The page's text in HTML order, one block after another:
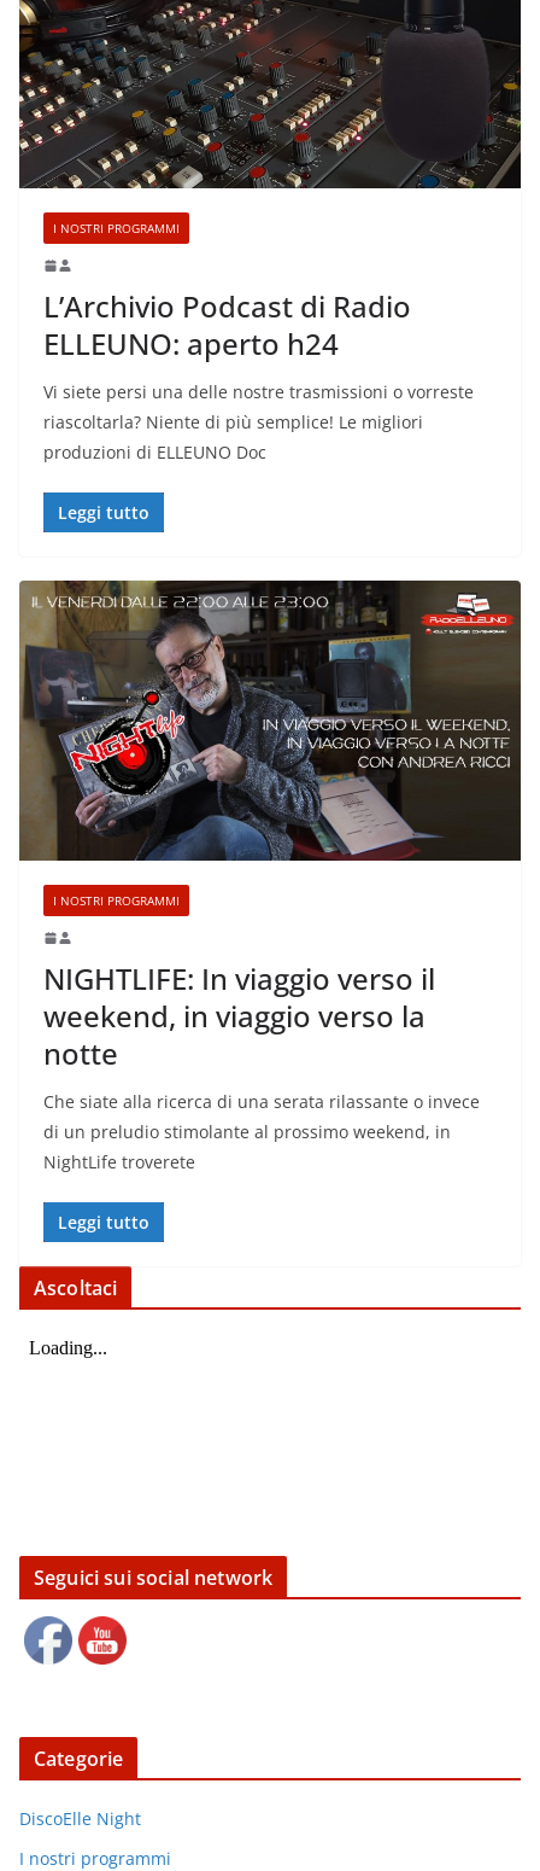
I NOSTRI PROGRAMMI
L’Archivio Podcast di Radio
ELLEUNO: aperto h24
Vi siete persi una delle nostre trasmissioni o vorreste
riascoltarla? Niente di più semplice! Le migliori
produzioni di ELLEUNO Doc
Leggi tutto
I NOSTRI PROGRAMMI
NIGHTLIFE: In viaggio verso il
weekend, in viaggio verso la
notte
Che siate alla ricerca di una serata rilassante o invece
di un preludio stimolante al prossimo weekend, in
NightLife troverete
Leggi tutto
Ascoltaci
Seguici sui social network
Categorie
DiscoElle Night
I nostri programmi